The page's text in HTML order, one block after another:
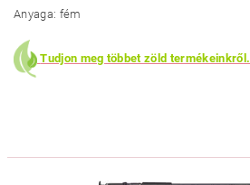
Anyaga: fém
Tudjon meg többet zöld termékeinkről.